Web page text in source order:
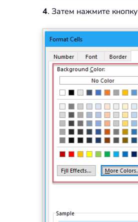
4. Затем нажмите кнопку